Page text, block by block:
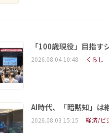
「100歳現役」目指
2026.08.04 10:48 くらし
AI時代、「暗黙知」
2026.08.03 15:15 経済/ビ